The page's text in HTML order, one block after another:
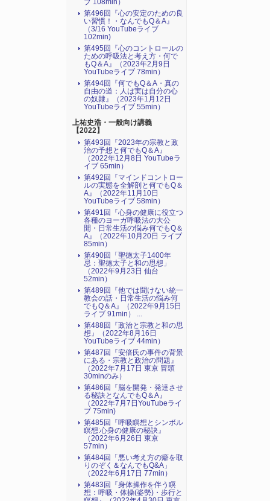
ブ 108min）
第496回『心の安定のための良
い習慣！・なんでもQ＆A』
（3/16 YouTubeライブ
102min)
第495回『心のコントロールの
ための呼吸法と考え方・何で
もQ＆A』（2023年2月9日
YouTubeライブ 78min）
第494回『何でもQ＆A・真の
自由の道：人は実は自分の心
の奴隷』（2023年1月12日
YouTubeライブ 55min）
上祐史浩・一般向け講義
【2022】
第493回『2023年の宗教と政
治の予想と何でもQ＆A』
（2022年12月8日 YouTubeラ
イブ 65min）
第492回『マインドコントロー
ルの実態を全解剖と何でもQ＆
A』（2022年11月10日
YouTubeライブ 58min）
第491回『心身の健康に役立つ
各種のヨーガ呼吸法の大公
開・日常生活の悩み何でもQ＆
A』（2022年10月20日 ライブ
85min）
第490回「聖徳太子1400年
忌：聖徳太子と和の思想」
（2022年9月23日 仙台
52min）
第489回『他では聞けない統一
教会の話・日常生活の悩み何
でもQ＆A』（2022年9月15日
ライブ 91min） ...
第488回『政治と宗教と和の思
想』（2022年8月16日
YouTubeライブ 44min）
第487回『安倍氏の事件の背景
にある・宗教と政治の問題』
（2022年7月17日 東京 冒頭
30minのみ）
第486回『脳を開発・発達させ
る秘訣となんでもQ＆A』
（2022年7月7日YouTubeライ
ブ 75min)
第485回『呼吸瞑想とシンボル
瞑想:心身の健康の秘訣』
（2022年6月26日 東京
57min）
第484回「悪い考え方の癖を取
りのぞく＆なんでもQ&A」
（2022年6月17日 77min）
第483回『身体操作を伴う瞑
想：呼吸・体操(姿勢)・歩行と